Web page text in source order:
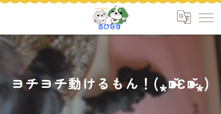
ヨチヨチ動けるもん！(⁎⁍̴̆Ɛ⁍̴̆⁎)